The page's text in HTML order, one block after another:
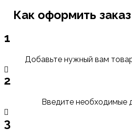
Как оформить
1
Добавьте нужный вам
2
Введите необходимые
3